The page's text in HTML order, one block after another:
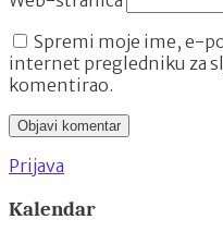
Spremi moje ime, e-
internet pregledniku za
komentirao.
Prijava
Kalendar